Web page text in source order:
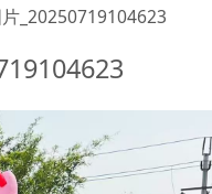
_20250719104623